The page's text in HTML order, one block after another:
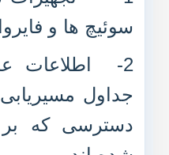
سوئیچ ها و
2- اطلاعات
جداول
دسترسی که